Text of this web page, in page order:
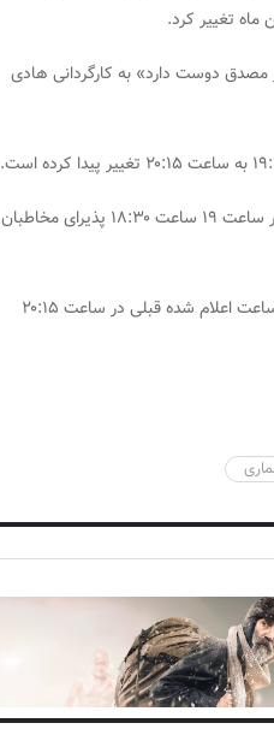
ماه تغییر کرد.
مصدق دوست دارد» به کارگردانی هادی
در تالار سایه نیز نمایش «بی خوابی» به کارگردانی سعید هاشمی‌پور هم به جای اجرا در ساعت ۱۹ ساعت ۱۸:۳۰ پذیرای مخاطبان
نمایش «هملت پشتکوهی» به کارگردانی ابراهیم پشتکوهی در تالار چهارسو هم طبق ساعت اعلام شده قبلی در ساعت ۲۰:۱۵